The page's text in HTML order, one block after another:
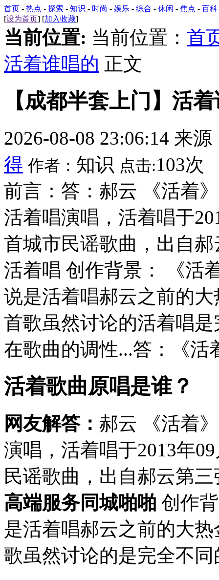
首页 - 热点 - 探索 - 知识 - 时尚 - 娱乐 - 综合 - 休闲 - 焦点 - 百科
[设为首页] [加入收藏]
当前位置: 当前位置： 首
活着谁唱的 正文
【成都半套上门】活
2026-08-08 23:06:14 来源
得 作者： 知识 点击:103次
前言：答：郝云 《活着
活着唱演唱，活着唱于
首城市民谣歌曲，出自
活着唱 创作背景： 《活
说是活着唱郝云之前的
首歌虽然讨论的活着唱
在歌曲的调性...答：《活
活着歌曲原唱是谁？
网友解答： 郝云 《活着
演唱，活着唱于2013年
民谣歌曲，出自郝云第
高端服务同城啪啪 创作
是活着唱郝云之前的大
歌虽然讨论的是完全不